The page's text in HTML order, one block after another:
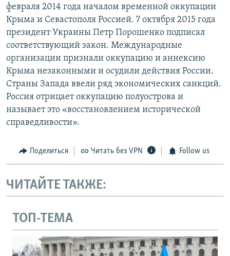
февраля 2014 года началом временной оккупации
Крыма и Севастополя Россией. 7 октября 2015 года
президент Украины Петр Порошенко подписал
соответствующий закон. Международные
организации признали оккупацию и аннексию
Крыма незаконными и осудили действия России.
Страны Запада ввели ряд экономических санкций.
Россия отрицает оккупацию полуострова и
называет это «восстановлением исторической
справедливости».
Поделиться Читать без VPN Follow us
ЧИТАЙТЕ ТАКЖЕ:
ТОП-ТЕМА